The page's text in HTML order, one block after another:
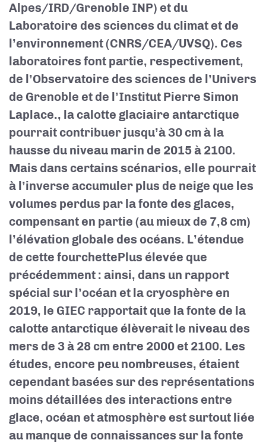
Alpes/IRD/Grenoble INP) et du
Laboratoire des sciences du climat et de
l’environnement (CNRS/CEA/UVSQ). Ces
laboratoires font partie, respectivement,
de l’Observatoire des sciences de l’Univers
de Grenoble et de l’Institut Pierre Simon
Laplace., la calotte glaciaire antarctique
pourrait contribuer jusqu’à 30 cm à la
hausse du niveau marin de 2015 à 2100.
Mais dans certains scénarios, elle pourrait
à l’inverse accumuler plus de neige que les
volumes perdus par la fonte des glaces,
compensant en partie (au mieux de 7,8 cm)
l’élévation globale des océans. L’étendue
de cette fourchettePlus élevée que
précédemment : ainsi, dans un rapport
spécial sur l’océan et la cryosphère en
2019, le GIEC rapportait que la fonte de la
calotte antarctique élèverait le niveau des
mers de 3 à 28 cm entre 2000 et 2100. Les
études, encore peu nombreuses, étaient
cependant basées sur des représentations
moins détaillées des interactions entre
glace, océan et atmosphère est surtout liée
au manque de connaissances sur la fonte